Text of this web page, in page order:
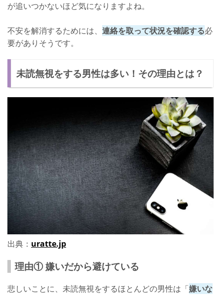
が追いつかないほど気になりますよね。
不安を解消するためには、 連絡を取って状況を確認する必
要がありそうです。
未読無視をする男性は多い！その理由とは？
出典： uratte.jp
理由① 嫌いだから避けている
悲しいことに、未読無視をするほとんどの男性は「嫌いな